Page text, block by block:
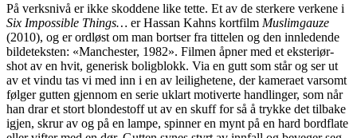
På verksnivå er ikke skoddene like tette. Et av de sterkere verkene i
Six Impossible Things… er Hassan Kahns kortfilm Muslimgauze
(2010), og er ordløst om man bortser fra tittelen og den innledende
bildeteksten: «Manchester, 1982». Filmen åpner med et eksteriør-
shot av en hvit, generisk boligblokk. Via en gutt som står og ser ut
av et vindu tas vi med inn i en av leilighetene, der kameraet varsomt
følger gutten gjennom en serie uklart motiverte handlinger, som når
han drar et stort blondestoff ut av en skuff for så å trykke det tilbake
igjen, skrur av og på en lampe, spinner en mynt på en hard bordflate